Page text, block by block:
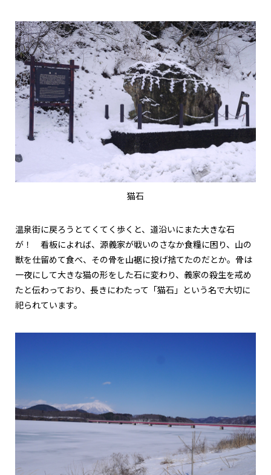
猫石
温泉街に戻ろうとてくてく歩くと、道沿いにまた大きな石
が！ 看板によれば、源義家が戦いのさなか食糧に困り、山の
獣を仕留めて食べ、その骨を山裾に投げ捨てたのだとか。骨は
一夜にして大きな猫の形をした石に変わり、義家の殺生を戒め
たと伝わっており、長きにわたって「猫石」という名で大切に
祀られています。